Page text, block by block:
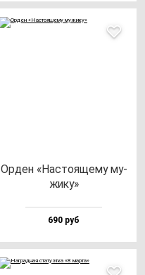
Орден «Нас­то­яще­му му­
жи­ку»
690 руб